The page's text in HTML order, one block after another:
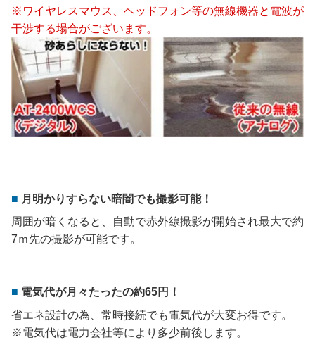
※ワイヤレスマウス、ヘッドフォン等の無線機器と電波が
干渉する場合がございます。
月明かりすらない暗闇でも撮影可能！
周囲が暗くなると、自動で赤外線撮影が開始され最大で約
7ｍ先の撮影が可能です。
電気代が月々たったの約65円！
省エネ設計の為、常時接続でも電気代が大変お得です。
※電気代は電力会社等により多少前後します。